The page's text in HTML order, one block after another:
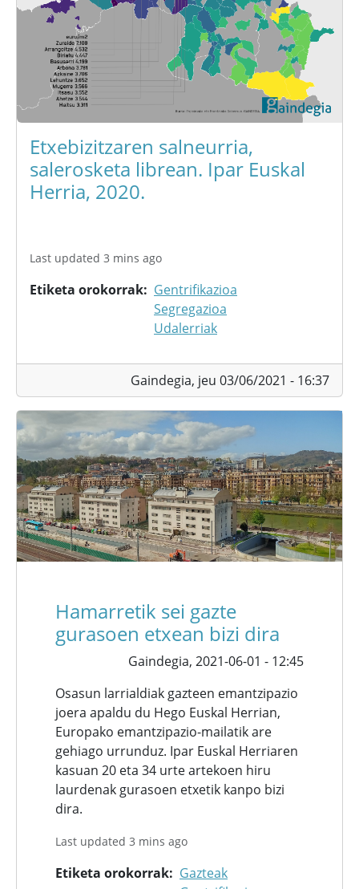
Etxebizitzaren salneurria,
salerosketa librean. Ipar Euskal
Herria, 2020.
Last updated 3 mins ago
Etiketa orokorrak
Gentrifikazioa
Segregazioa
Udalerriak
Gaindegia, jeu 03/06/2021 - 16:37
Hamarretik sei gazte
gurasoen etxean bizi dira
Gaindegia, 2021-06-01 - 12:45
Osasun larrialdiak gazteen emantzipazio
joera apaldu du Hego Euskal Herrian,
Europako emantzipazio-mailatik are
gehiago urrunduz. Ipar Euskal Herriaren
kasuan 20 eta 34 urte artekoen hiru
laurdenak gurasoen etxetik kanpo bizi
dira.
Last updated 3 mins ago
Etiketa orokorrak
Gazteak